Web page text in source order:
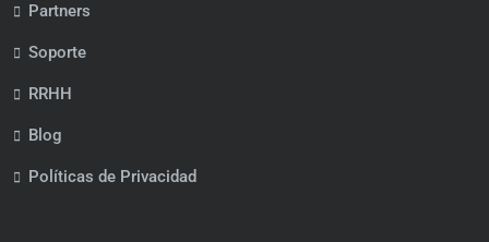
Partners
Soporte
RRHH
Blog
Políticas de Privacidad